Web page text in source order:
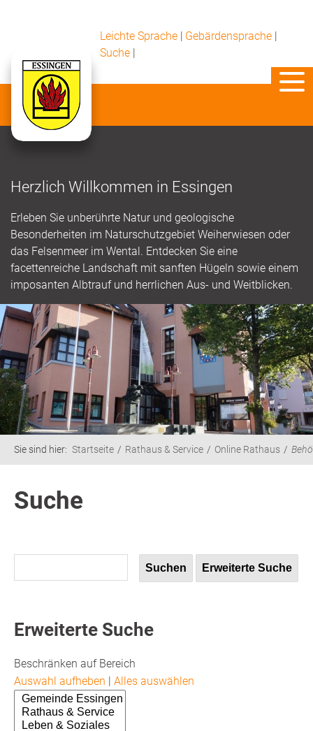
Leichte Sprache | Gebärdensprache |
Suche |
Herzlich Willkommen in Essingen
Erleben Sie unberührte Natur und geologische
Besonderheiten im Naturschutzgebiet Weiherwiesen oder
das Felsenmeer im Wental. Entdecken Sie eine
facettenreiche Landschaft mit sanften Hügeln sowie einem
imposanten Albtrauf und herrlichen Aus- und Weitblicken.
Sie sind hier: Startseite Rathaus & Service Online Rathaus
Suche
Suchen Erweiterte Suche
Erweiterte Suche
Beschränken auf Bereich
Auswahl aufheben | Alles auswählen